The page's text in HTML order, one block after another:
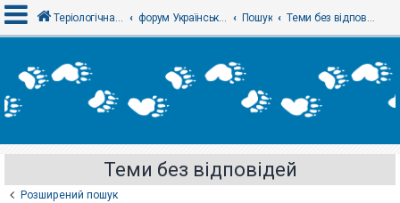
х
і
е
Теріологічна школа форум Українського теріологічного товариства Пошук Теми без відповідей
Теми без відповідей
Розширений пошук